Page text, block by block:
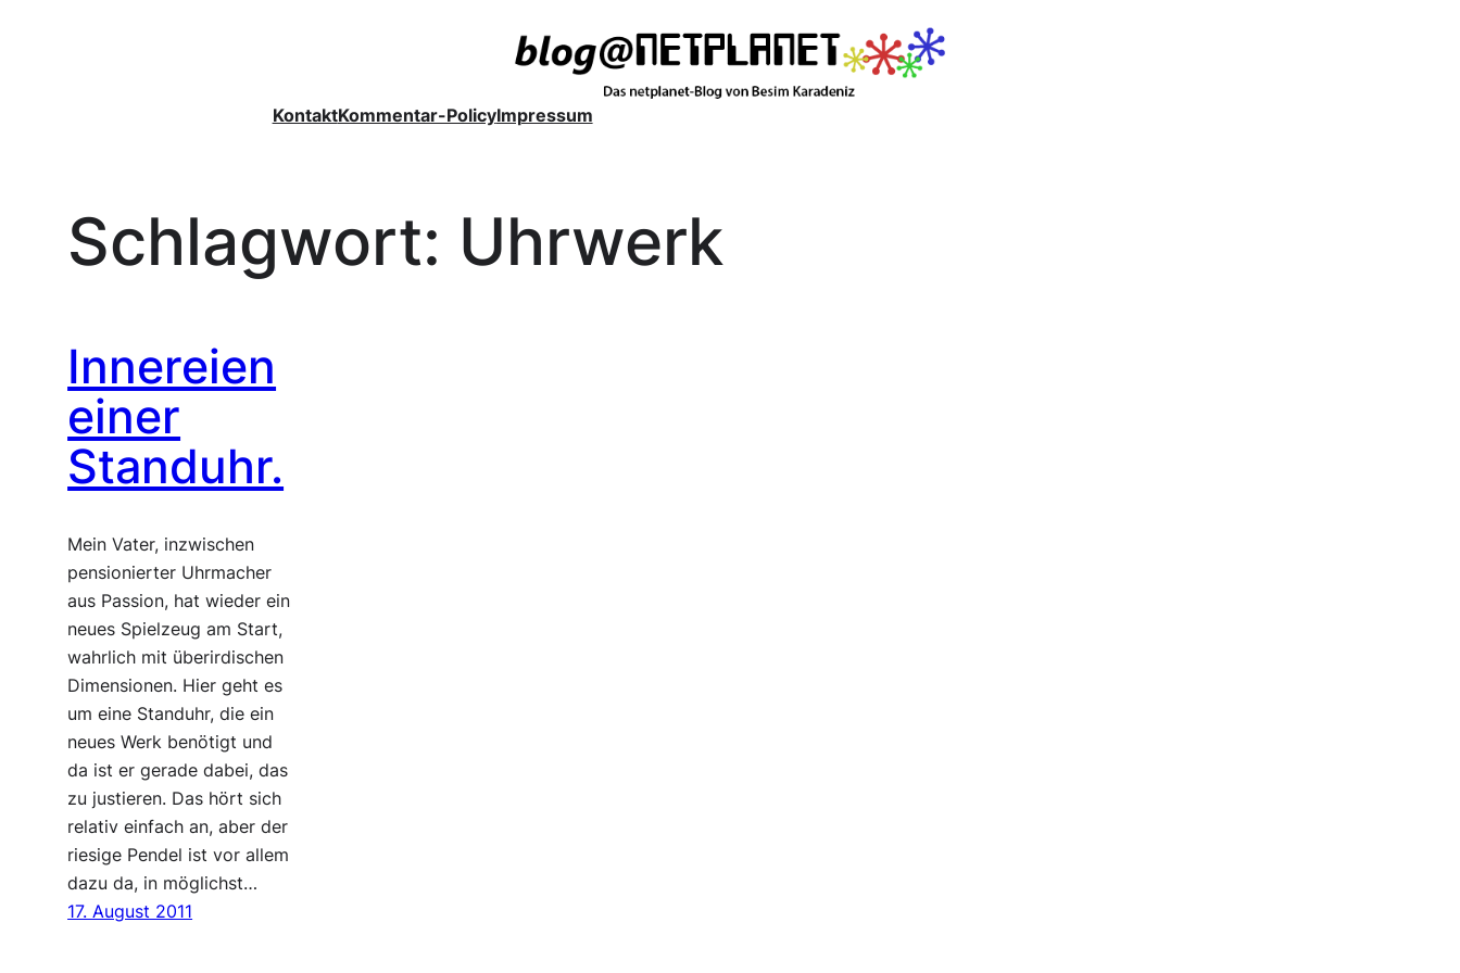
KontaktKommentar-PolicyImpressum
Schlagwort: Uhrwerk
Innereien
einer
Standuhr.
Mein Vater, inzwischen
pensionierter Uhrmacher
aus Passion, hat wieder ein
neues Spielzeug am Start,
wahrlich mit überirdischen
Dimensionen. Hier geht es
um eine Standuhr, die ein
neues Werk benötigt und
da ist er gerade dabei, das
zu justieren. Das hört sich
relativ einfach an, aber der
riesige Pendel ist vor allem
dazu da, in möglichst…
17. August 2011